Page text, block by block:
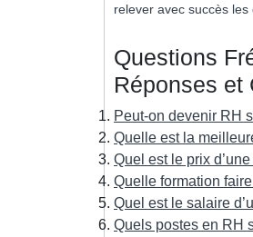
relever avec succès
Questions
Réponses et
Peut-on devenir RH
Quelle est la
Quel est le prix
Quelle formation
Quel est le salaire
Quels postes en RH